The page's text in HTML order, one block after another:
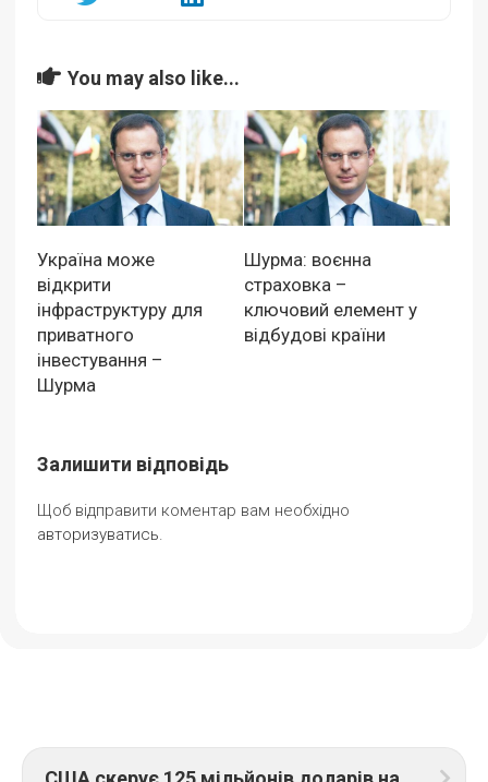
You may also like...
Україна може
відкрити
інфраструктуру для
приватного
інвестування –
Шурма
Шурма: воєнна
страховка –
ключовий елемент у
відбудові країни
Залишити відповідь
Щоб відправити коментар вам необхідно
авторизуватись.